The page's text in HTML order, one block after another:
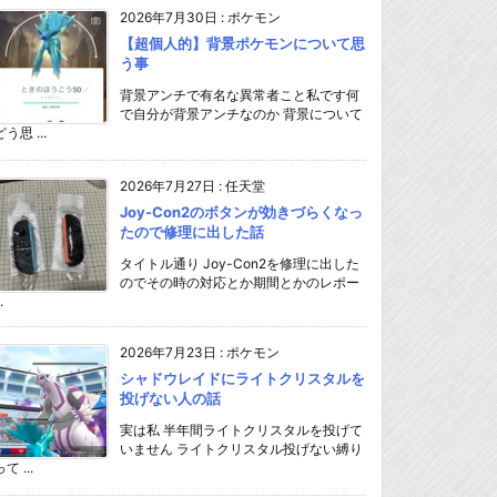
2026年7月30日 : ポケモン
【超個人的】背景ポケモンについて思
う事
背景アンチで有名な異常者こと私です何
で自分が背景アンチなのか 背景について
う思 ...
2026年7月27日 : 任天堂
Joy-Con2のボタンが効きづらくなっ
たので修理に出した話
タイトル通り Joy-Con2を修理に出した
のでその時の対応とか期間とかのレポー
2026年7月23日 : ポケモン
シャドウレイドにライトクリスタルを
投げない人の話
実は私 半年間ライトクリスタルを投げて
いません ライトクリスタル投げない縛り
て ...